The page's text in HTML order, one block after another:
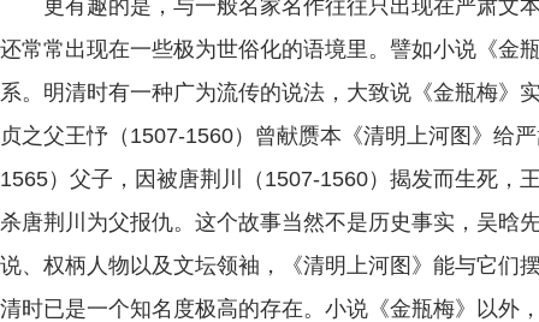
更有趣的是，与一般名家名作往往只出现在严肃文
还常常出现在一些极为世俗化的语境里。譬如小说《金
系。明清时有一种广为流传的说法，大致说《金瓶梅》
贞之父王忬（1507-1560）曾献赝本《清明上河图》给
1565）父子，因被唐荆川（1507-1560）揭发而生死，
杀唐荆川为父报仇。这个故事当然不是历史事实，吴晗
说、权柄人物以及文坛领袖，《清明上河图》能与它们
清时已是一个知名度极高的存在。小说《金瓶梅》以外